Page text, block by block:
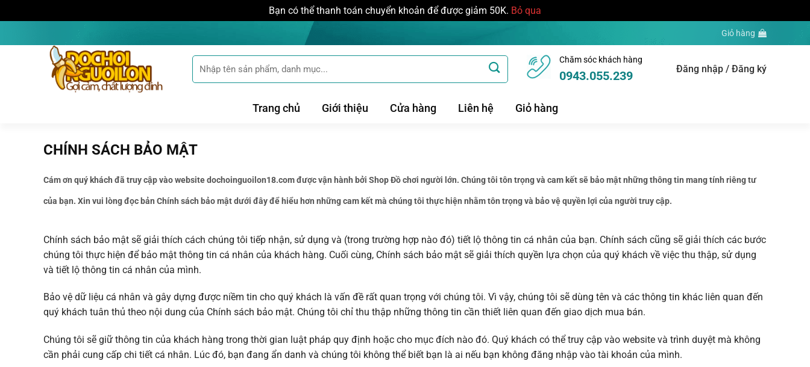
Bạn có thể thanh toán chuyển khoản để được giảm 50K. Bỏ qua
qua
Giỏ hàng
Tìm
kiếm:
Chăm sóc khách hàng
0943.055.239 Đăng nhập / Đăng ký
Trang chủ Giới thiệu Cửa hàng Liên hệ Giỏ hàng
CHÍNH SÁCH BẢO MẬT
Cám ơn quý khách đã truy cập vào website dochoinguoilon18.com được vận hành bởi Shop Đồ chơi người lớn. Chúng tôi tôn trọng và cam kết sẽ bảo mật những thông tin mang tính riêng tư
của bạn. Xin vui lòng đọc bản Chính sách bảo mật dưới đây để hiểu hơn những cam kết mà chúng tôi thực hiện nhằm tôn trọng và bảo vệ quyền lợi của người truy cập.
Chính sách bảo mật sẽ giải thích cách chúng tôi tiếp nhận, sử dụng và (trong trường hợp nào đó) tiết lộ thông tin cá nhân của bạn. Chính sách cũng sẽ giải thích các bước
chúng tôi thực hiện để bảo mật thông tin cá nhân của khách hàng. Cuối cùng, Chính sách bảo mật sẽ giải thích quyền lựa chọn của quý khách về việc thu thập, sử dụng
và tiết lộ thông tin cá nhân của mình.
Bảo vệ dữ liệu cá nhân và gây dựng được niềm tin cho quý khách là vấn đề rất quan trọng với chúng tôi. Vì vậy, chúng tôi sẽ dùng tên và các thông tin khác liên quan đến
quý khách tuân thủ theo nội dung của Chính sách bảo mật. Chúng tôi chỉ thu thập những thông tin cần thiết liên quan đến giao dịch mua bán.
Chúng tôi sẽ giữ thông tin của khách hàng trong thời gian luật pháp quy định hoặc cho mục đích nào đó. Quý khách có thể truy cập vào website và trình duyệt mà không
cần phải cung cấp chi tiết cá nhân. Lúc đó, bạn đang ẩn danh và chúng tôi không thể biết bạn là ai nếu bạn không đăng nhập vào tài khoản của mình.